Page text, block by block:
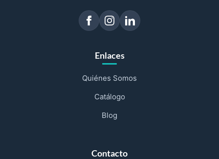
Enlaces
Quiénes Somos
Catálogo
Blog
Contacto